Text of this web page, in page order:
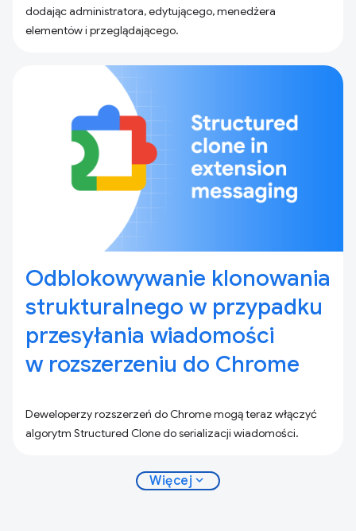
dodając administratora, edytującego, menedżera
elementów i przeglądającego.
Odblokowywanie klonowania
strukturalnego w przypadku
przesyłania wiadomości
w rozszerzeniu do Chrome
Deweloperzy rozszerzeń do Chrome mogą teraz włączyć
algorytm Structured Clone do serializacji wiadomości.
Więcej expand_more